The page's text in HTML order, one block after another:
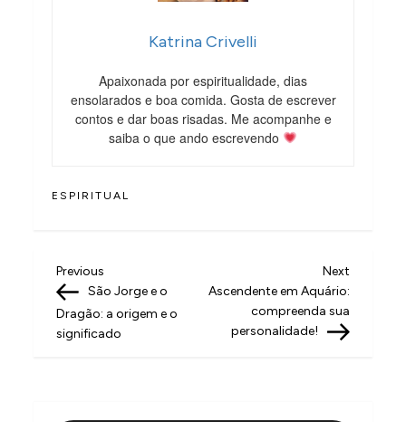
Katrina Crivelli
Apaixonada por espiritualidade, dias
ensolarados e boa comida. Gosta de escrever
contos e dar boas risadas. Me acompanhe e
saiba o que ando escrevendo
ESPIRITUAL
N
a
v
Previous
Post
Previous
São Jorge e o
Dragão: a origem e o
significado
Next
Post
Next
Ascendente em Aquário:
compreenda sua
personalidade!